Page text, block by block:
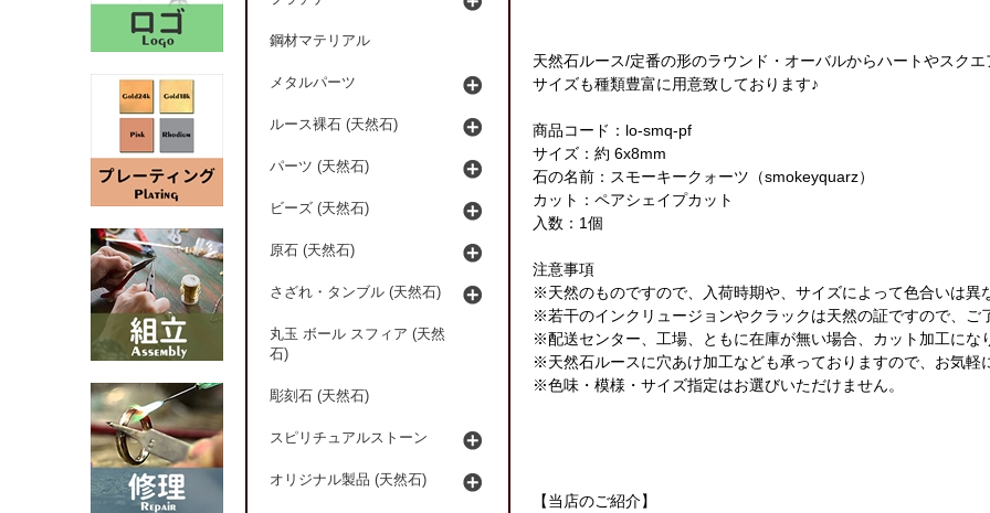
天然石ルース/定番の形のラウンド・オーバルからハートやスクエ
サイズも種類豊富に用意致しております♪
商品コード：lo-smq-pf
サイズ：約 6x8mm
石の名前：スモーキークォーツ（smokeyquarz）
カット：ペアシェイプカット
入数：1個
注意事項
※天然のものですので、入荷時期や、サイズによって色合いは異
※若干のインクリュージョンやクラックは天然の証ですので、ご
※配送センター、工場、ともに在庫が無い場合、カット加工にな
※天然石ルースに穴あけ加工なども承っておりますので、お気軽
※色味・模様・サイズ指定はお選びいただけません。
【当店のご紹介】
鋼材マテリアル
メタルパーツ
ルース裸石 (天然石)
パーツ (天然石)
ビーズ (天然石)
原石 (天然石)
さざれ・タンブル (天然石)
丸玉 ボール スフィア (天然
石)
彫刻石 (天然石)
スピリチュアルストーン
オリジナル製品 (天然石)